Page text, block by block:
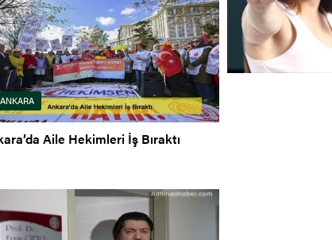
ANKARA
Aile Hekimleri İş Bıraktı